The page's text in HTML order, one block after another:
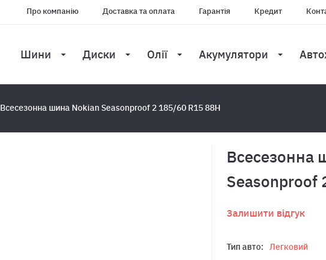
Про компанію Доставка та оплата Гарантія Кредит
Шини Диски Олії Акумулятори
Всесезонна шина Nokian Seasonproof 2 185/60 R15 88H
Всесезонна
Seasonproof
Залишити відгук
Тип авто: Легковий